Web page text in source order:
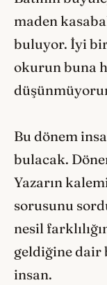
maden
buluyor. İyi
okurun buna
Bu dönem
bulacak.
Yazarın
sorusunu
nesil
geldiğine dair
insan.